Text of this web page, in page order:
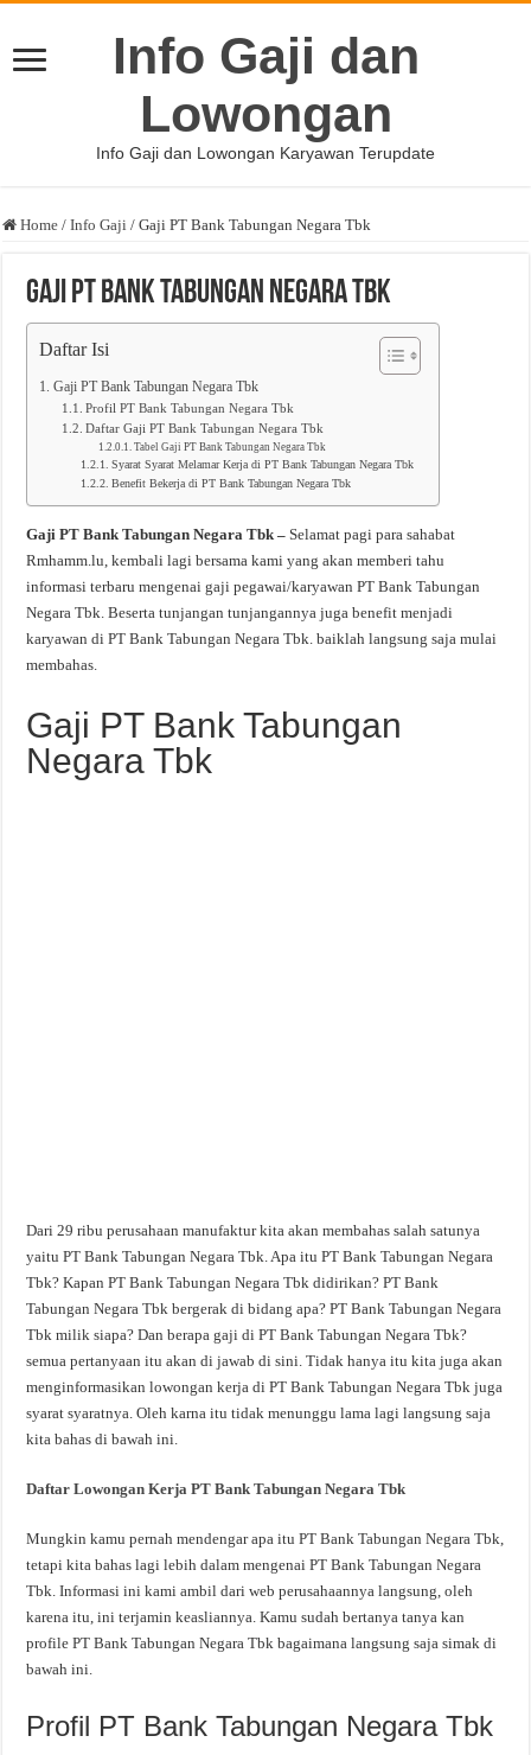
Info Gaji dan
Lowongan
Info Gaji dan Lowongan Karyawan Terupdate
Home / Info Gaji / Gaji PT Bank Tabungan Negara Tbk
Gaji PT Bank Tabungan Negara Tbk
Daftar Isi
Gaji PT Bank Tabungan Negara Tbk
Profil PT Bank Tabungan Negara Tbk
Daftar Gaji PT Bank Tabungan Negara Tbk
Tabel Gaji PT Bank Tabungan Negara Tbk
Syarat Syarat Melamar Kerja di PT Bank Tabungan Negara Tbk
Benefit Bekerja di PT Bank Tabungan Negara Tbk
Gaji PT Bank Tabungan Negara Tbk –Selamat pagi para sahabat
Rmhamm.lu, kembali lagi bersama kami yang akan memberi tahu
informasi terbaru mengenai gaji pegawai/karyawan PT Bank Tabungan
Negara Tbk. Beserta tunjangan tunjangannya juga benefit menjadi
karyawan di PT Bank Tabungan Negara Tbk. baiklah langsung saja mulai
membahas.
Gaji PT Bank Tabungan
Negara Tbk
Dari 29 ribu perusahaan manufaktur kita akan membahas salah satunya
yaitu PT Bank Tabungan Negara Tbk. Apa itu PT Bank Tabungan Negara
Tbk? Kapan PT Bank Tabungan Negara Tbk didirikan? PT Bank
Tabungan Negara Tbk bergerak di bidang apa? PT Bank Tabungan Negara
Tbk milik siapa? Dan berapa gaji di PT Bank Tabungan Negara Tbk?
semua pertanyaan itu akan di jawab di sini. Tidak hanya itu kita juga akan
menginformasikan lowongan kerja di PT Bank Tabungan Negara Tbk juga
syarat syaratnya. Oleh karna itu tidak menunggu lama lagi langsung saja
kita bahas di bawah ini.
Daftar Lowongan Kerja PT Bank Tabungan Negara Tbk
Mungkin kamu pernah mendengar apa itu PT Bank Tabungan Negara Tbk,
tetapi kita bahas lagi lebih dalam mengenai PT Bank Tabungan Negara
Tbk. Informasi ini kami ambil dari web perusahaannya langsung, oleh
karena itu, ini terjamin keasliannya. Kamu sudah bertanya tanya kan
profile PT Bank Tabungan Negara Tbk bagaimana langsung saja simak di
bawah ini.
Profil PT Bank Tabungan Negara Tbk